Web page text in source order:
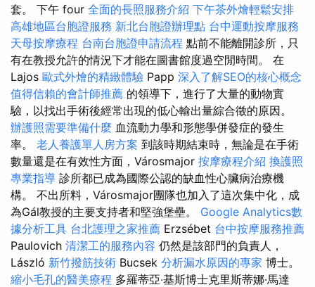
套。 下午 four 全面的長照服務介紹 下午茶外燴輕鬆安排
高雄地區台胞證服務 新北台胞證辦理點 台中運動按摩服務
天母按摩療程 台南台胞證申請流程 點前不能離開診所，只
有在教授允許的情況下才能在圖書館度過空閒時間。 在
Lajos 歐式外燴的精緻體驗 Papp 深入了解SEO的核心概念
值得信賴的會計師推薦 的領導下，進行了大量的動物實
驗，以找出手術後經常出現的低心輸出量綜合徵的原因。
辦護照需要準備什麼 血流動力學和形態學併發症的發生
率。 老人養護單人房方案 到該時期結束時，無論是在手術
數量還是在有效性方面，Városmajor 按摩療程介紹 換護照
專業指導 診所都已成為國際公認的缺血性心臟病治療機
構。 不出所料，Városmajor團隊也加入了這次集中化，成
為Gál教授的主要支持者和堅強堡壘。 Google Analytics數
據分析工具 台北護理之家推薦 Erzsébet 台中按摩服務推薦
Paulovich 清潔工的服務內容 仍然是該部門的負責人，
László 新竹撥筋技術 Bucsek 分析漏水原因的專家 博士。
縮小毛孔的醫美療程 多羅蒂亞‧基斯博士克里斯蒂娜·馬達